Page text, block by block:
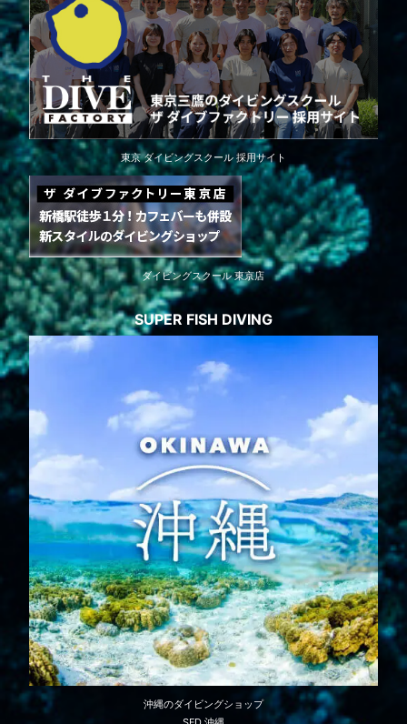
東京 ダイビングスクール 採用サイト
ダイビングスクール 東京店
SUPER FISH DIVING
沖縄のダイビングショップ